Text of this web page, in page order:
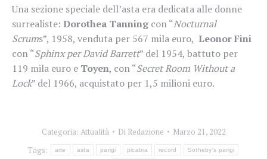
Una sezione speciale dell’asta era dedicata alle donne
surrealiste: Dorothea Tanningcon “Nocturnal
Scrums”, 1958, venduta per 567 mila euro, Leonor Fini
con “Sphinx per David Barrett” del 1954, battuto per
119 mila euro e Toyen, con “Secret Room Without a
Lock” del 1966, acquistato per 1,5 milioni euro.
Categoria: Attualità Di Redazione
Marzo 21, 2022
Tags:
arte asta parigi picabia record Sotheby's parigi